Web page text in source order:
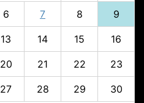
6 7 8 9
13 14 15 16
20 21 22 23
27 28 29 30